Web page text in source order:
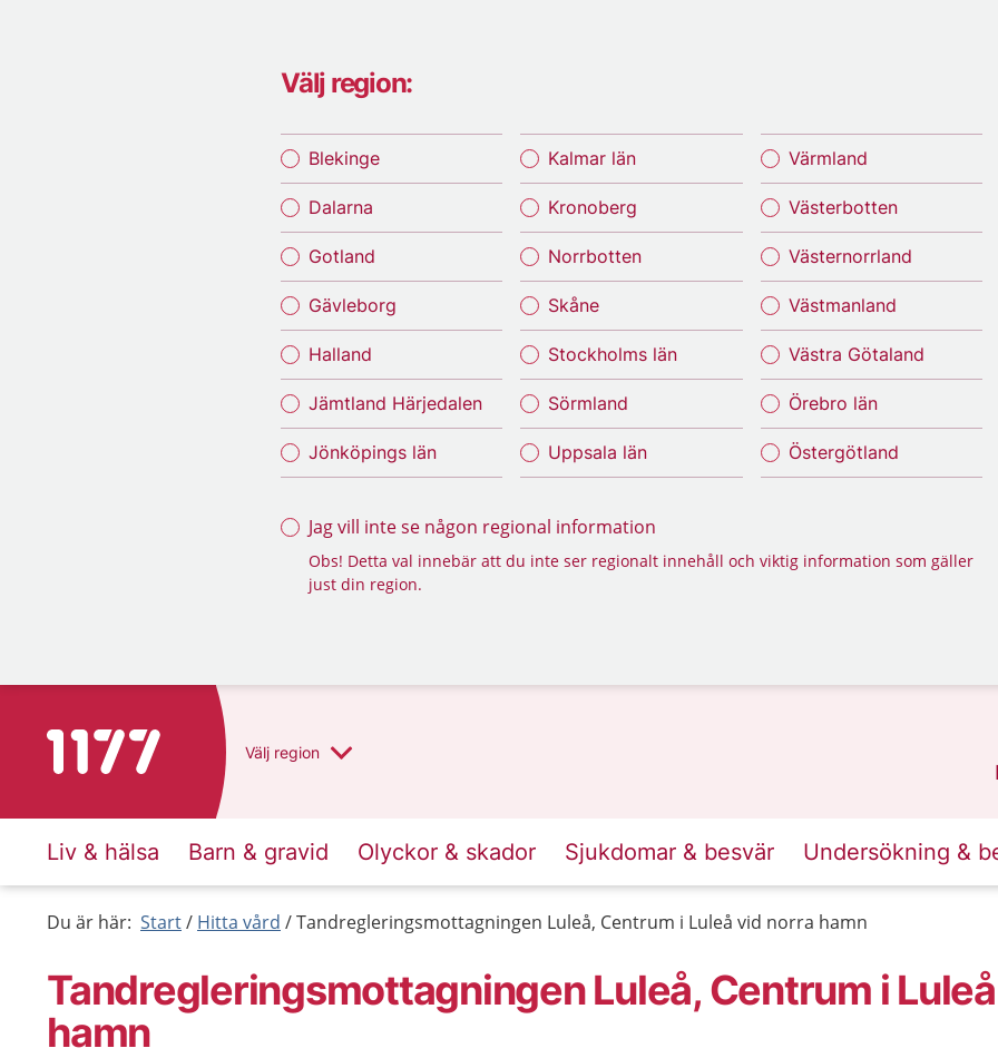
Välj region:
Blekinge
Dalarna
Gotland
Gävleborg
Halland
Jämtland Härjedalen
Jönköpings län
Kalmar län
Kronoberg
Norrbotten
Skåne
Stockholms län
Sörmland
Uppsala län
Värmland
Västerbotten
Västernorrland
Västmanland
Västra Götaland
Örebro län
Östergötland
Jag vill inte se någon regional information
Obs! Detta val innebär att du inte ser regionalt innehåll och viktig information som gäller
just din region.
Till startsidan för 1177 Välj region
Liv & hälsa Barn & gravid Olyckor & skador Sjukdomar & besvär Undersökning &
Du är här: Start Hitta vård Tandregleringsmottagningen Luleå, Centrum i Luleå vid norra hamn
Tandregleringsmottagningen Luleå, Centrum i
hamn